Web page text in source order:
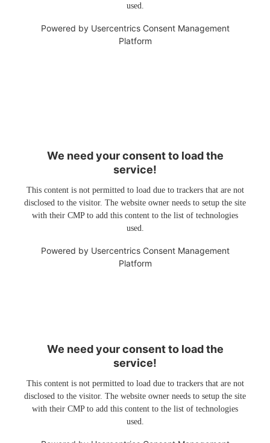
used.
Powered by Usercentrics Consent Management
Platform
We need your consent to load the
service!
This content is not permitted to load due to trackers that are not
disclosed to the visitor. The website owner needs to setup the site
with their CMP to add this content to the list of technologies
used.
Powered by Usercentrics Consent Management
Platform
We need your consent to load the
service!
This content is not permitted to load due to trackers that are not
disclosed to the visitor. The website owner needs to setup the site
with their CMP to add this content to the list of technologies
used.